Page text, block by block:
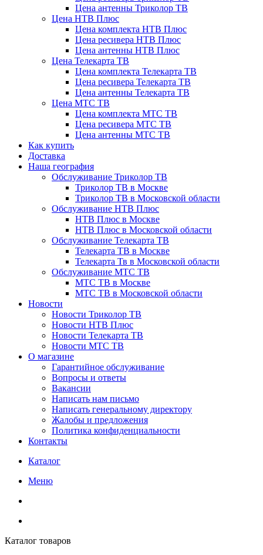
Цена антенны Триколор ТВ
Цена НТВ Плюс
Цена комплекта НТВ Плюс
Цена ресивера НТВ Плюс
Цена антенны НТВ Плюс
Цена Телекарта ТВ
Цена комплекта Телекарта ТВ
Цена ресивера Телекарта ТВ
Цена антенны Телекарта ТВ
Цена МТС ТВ
Цена комплекта МТС ТВ
Цена ресивера МТС ТВ
Цена антенны МТС ТВ
Как купить
Доставка
Наша география
Обслуживание Триколор ТВ
Триколор ТВ в Москве
Триколор ТВ в Московской области
Обслуживание НТВ Плюс
НТВ Плюс в Москве
НТВ Плюс в Московской области
Обслуживание Телекарта ТВ
Телекарта ТВ в Москве
Телекарта Тв в Московской области
Обслуживание МТС ТВ
МТС ТВ в Москве
МТС ТВ в Московской области
Новости
Новости Триколор ТВ
Новости НТВ Плюс
Новости Телекарта ТВ
Новости МТС ТВ
О магазине
Гарантийное обслуживание
Вопросы и ответы
Вакансии
Написать нам письмо
Написать генеральному директору
Жалобы и предложения
Политика конфиденциальности
Контакты
Каталог
Меню
Каталог товаров